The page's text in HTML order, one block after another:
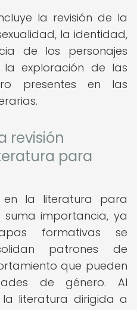
la revisión de la
la identidad,
de los personajes
la exploración de las
presentes en las
revisión
para
en la literatura para
suma importancia, ya
formativas se
patrones de
que pueden
de género. Al
literatura dirigida a